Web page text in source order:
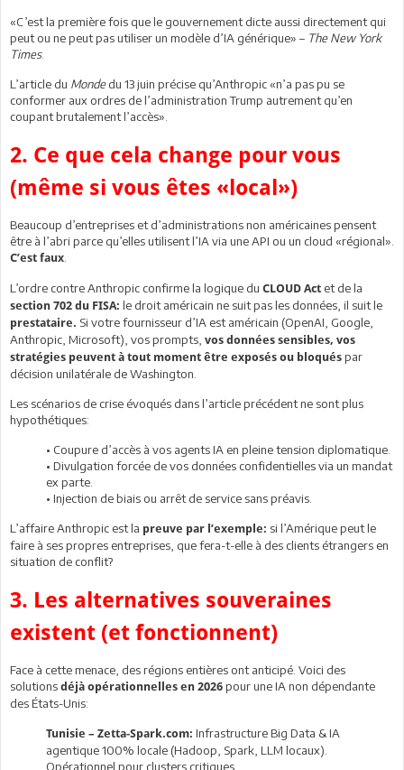
«C’est la première fois que le gouvernement dicte aussi directement qui
peut ou ne peut pas utiliser un modèle d’IA générique» – The New York
Times.
L’article du Mondedu 13 juin précise qu’Anthropic «n’a pas pu se
conformer aux ordres de l’administration Trump autrement qu’en
coupant brutalement l’accès».
2. Ce que cela change pour vous
(même si vous êtes «local»)
Beaucoup d’entreprises et d’administrations non américaines pensent
être à l’abri parce qu’elles utilisent l’IA via une API ou un cloud «régional».
C’est faux
L’ordre contre Anthropic confirme la logique du CLOUD Act et de la
section 702 du FISA: le droit américain ne suit pas les données, il suit le
prestataire. Si votre fournisseur d’IA est américain (OpenAI, Google,
Anthropic, Microsoft), vos prompts, vos données sensibles, vos
stratégies peuvent à tout moment être exposés ou bloqués par
décision unilatérale de Washington.
Les scénarios de crise évoqués dans l’article précédent ne sont plus
hypothétiques:
• Coupure d’accès à vos agents IA en pleine tension diplomatique.
• Divulgation forcée de vos données confidentielles via un mandat
ex parte.
• Injection de biais ou arrêt de service sans préavis.
L’affaire Anthropic est la preuve par l’exemple: si l’Amérique peut le
faire à ses propres entreprises, que fera-t-elle à des clients étrangers en
situation de conflit?
3. Les alternatives souveraines
existent (et fonctionnent)
Face à cette menace, des régions entières ont anticipé. Voici des
solutions déjà opérationnelles en 2026 pour une IA non dépendante
des États-Unis:
Tunisie – Zetta-Spark.com: Infrastructure Big Data & IA
agentique 100% locale (Hadoop, Spark, LLM locaux).
Opérationnel pour clusters critiques.